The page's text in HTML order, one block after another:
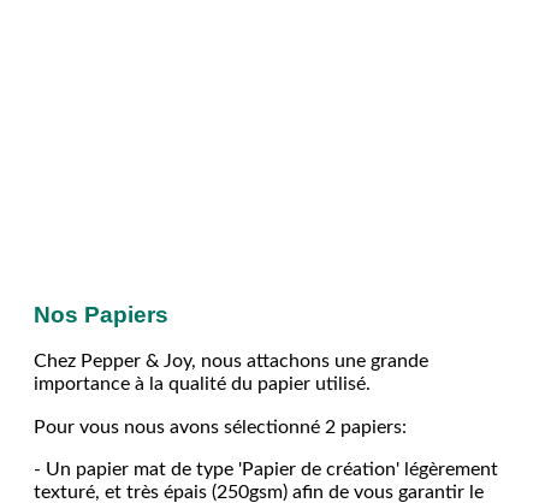
Nos Papiers
Chez Pepper & Joy, nous attachons une grande
importance à la qualité du papier utilisé.
Pour vous nous avons sélectionné 2 papiers:
- Un papier mat de type 'Papier de création' légèrement
texturé, et très épais (250gsm) afin de vous garantir le